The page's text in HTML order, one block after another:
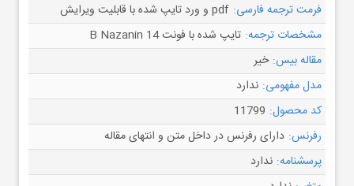
فرمت ترجمه فارسی: pdf و ورد تایپ شده با قابلیت ویرایش
مشخصات ترجمه: تایپ شده با فونت B Nazanin 14
مقاله بیس: خیر
مدل مفهومی: ندارد
کد محصول: 11799
رفرنس: دارای رفرنس در داخل متن و انتهای مقاله
پرسشنامه: ندارد